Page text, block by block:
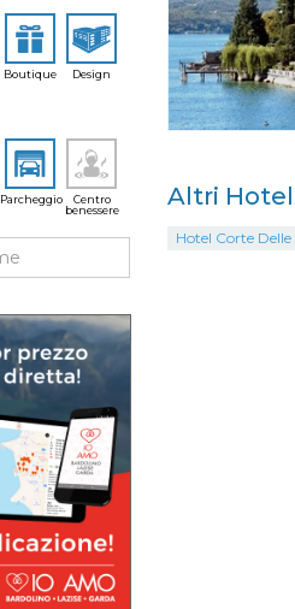
Boutique Design
Parcheggio
Centro
benessere
Altri
Hotel Corte Delle